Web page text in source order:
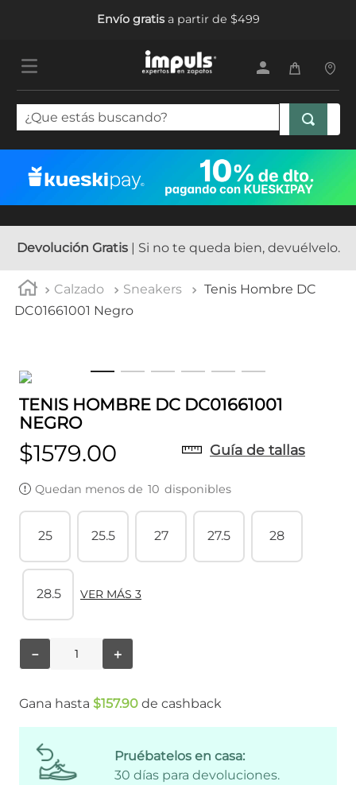
Envío gratisa partir de $499
¿Que estás buscando?
Devolución Gratis| Si no te queda bien, devuélvelo.
Calzado Sneakers
Tenis Hombre DC
DC01661001 Negro
TENIS HOMBRE DC DC01661001
NEGRO
$1579.00 Guía de tallas
Quedan menos de 10 disponibles
25 25.5 27 27.5 28
28.5 VER MÁS 3
＋
－
Gana hasta $157.90 de cashback
Pruébatelos en casa:
30 días para devoluciones.
1.
tenis mujer
tenis hombre
5. tenis